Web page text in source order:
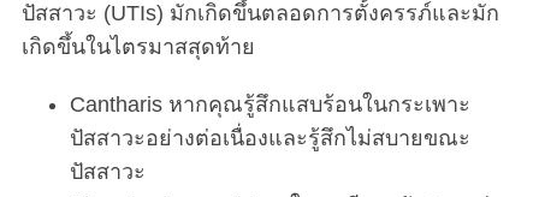
ปัสสาวะ (UTIs) มักเกิดขึ้นตลอดการตั้งครรภ์และมัก
เกิดขึ้นในไตรมาสสุดท้าย
Cantharis หากคุณรู้สึกแสบร้อนในกระเพาะ
ปัสสาวะอย่างต่อเนื่องและรู้สึกไม่สบายขณะ
ปัสสาวะ
S
e